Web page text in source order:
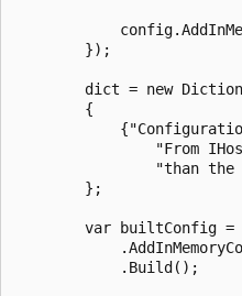
        });
dict = new
        {
"From
"than the
        };
var builtConfig =
            .Build();